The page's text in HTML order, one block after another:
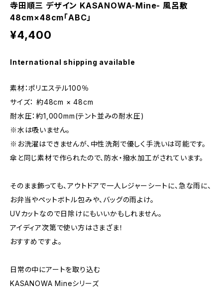
寺田順三 デザイン KASANOWA-Mine- 風呂敷
48cm×48cm「ABC」
¥4,400
International shipping available
素材：ポリエステル100％
サイズ： 約48cm × 48cm
耐水圧：約1,000mm(テント並みの耐水圧)
※水は吸いません。
※お洗濯はできませんが、中性洗剤で優しく手洗いは可能です。
傘と同じ素材で作られたので、防水・撥水加工がされています。
そのまま飾っても、アウトドアで一人レジャーシートに、急な雨に、
お弁当やペットボトル包みや、バッグの雨よけ。
UVカットなので日除けにもいいかもしれません。
アイディア次第で使い方はさまざま！
おすすめですよ。
日常の中にアートを取り込む
KASANOWA Mineシリーズ